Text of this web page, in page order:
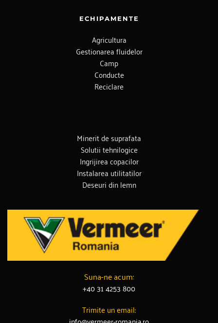
ECHIPAMENTE
Agricultura
Gestionarea fluidelor
Camp
Conducte
Reciclare
Minerit de suprafata
Solutii tehnilogice
Ingrijirea copacilor
Instalarea utilitatilor
Deseuri din lemn
Suna-ne acum:
+40 31 4253 800
Trimite un email: